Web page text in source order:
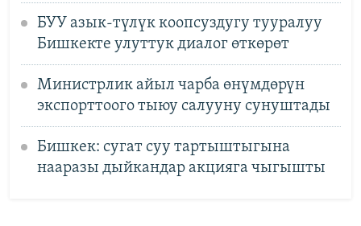
БУУ азык-түлүк коопсуздугу тууралуу
Бишкекте улуттук диалог өткөрөт
Министрлик айыл чарба өнүмдөрүн
экспорттоого тыюу салууну сунуштады
Бишкек: сугат суу тартыштыгына
нааразы дыйкандар акцияга чыгышты